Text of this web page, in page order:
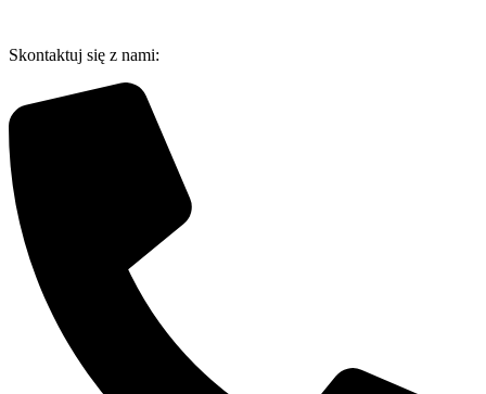
treści
Skontaktuj się z nami: